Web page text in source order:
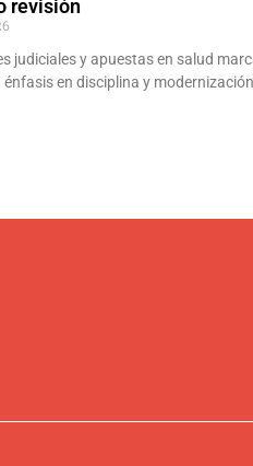
revisión
judiciales y apuestas en salud
énfasis en disciplina y